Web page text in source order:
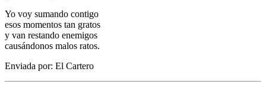
Yo voy sumando contigo
esos momentos tan gratos
y van restando enemigos
causándonos malos ratos.
Enviada por: El Cartero